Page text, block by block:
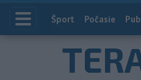
Index
Šport Počasie